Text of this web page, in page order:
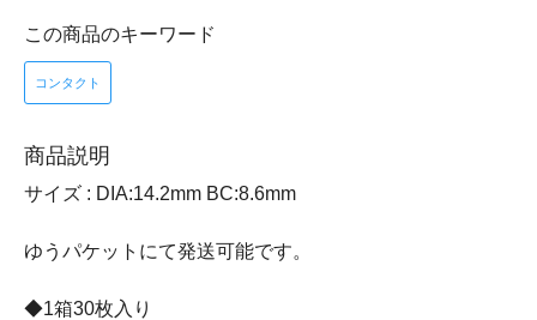
この商品のキーワード
コンタクト
商品説明
サイズ : DIA:14.2mm BC:8.6mm
ゆうパケットにて発送可能です。
◆1箱30枚入り